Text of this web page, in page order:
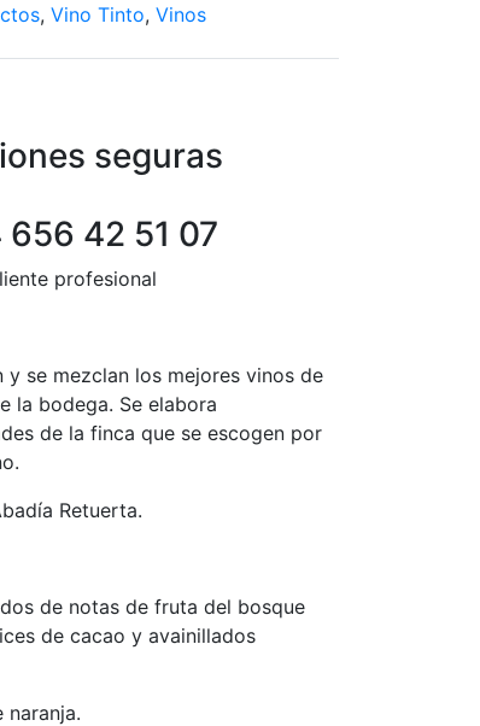
, Vino Tinto, Vinos
seguras
656 42 51 07
profesional
se mezclan los mejores vinos de
la bodega. Se elabora
de la finca que se escogen por
Retuerta.
de notas de fruta del bosque
de cacao y avainillados